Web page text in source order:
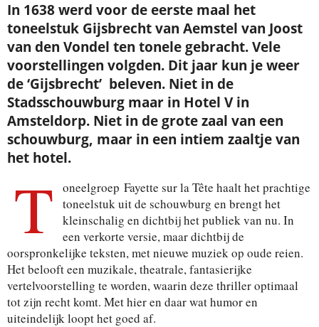
In 1638 werd voor de eerste maal het
toneelstuk Gijsbrecht van Aemstel van Joost
van den Vondel ten tonele gebracht. Vele
voorstellingen volgden. Dit jaar kun je weer
de ‘Gijsbrecht’ beleven. Niet in de
Stadsschouwburg maar in Hotel V in
Amsteldorp. Niet in de grote zaal van een
schouwburg, maar in een intiem zaaltje van
het hotel.
T
oneelgroep Fayette sur la Tête haalt het prachtige
toneelstuk uit de schouwburg en brengt het
kleinschalig en dichtbij het publiek van nu. In
een verkorte versie, maar dichtbij de
oorspronkelijke teksten, met nieuwe muziek op oude reien.
Het belooft een muzikale, theatrale, fantasierijke
vertelvoorstelling te worden, waarin deze thriller optimaal
tot zijn recht komt. Met hier en daar wat humor en
uiteindelijk loopt het goed af.